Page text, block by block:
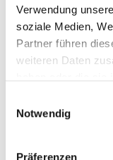
Verwendung
soziale Medien,
Partner führen
weiteren Daten
Notwendig
Präferenzen
Autor:Kaltenbach,
Schlagwort(e):